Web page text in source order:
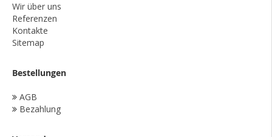
Wir über uns
Referenzen
Kontakte
Sitemap
Bestellungen
AGB
Bezahlung